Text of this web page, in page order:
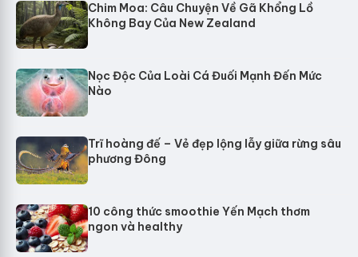
Chim Moa: Câu Chuyện Về Gã Khổng Lồ
Không Bay Của New Zealand
Nọc Độc Của Loài Cá Đuối Mạnh Đến Mức
Nào
Trĩ hoàng đế – Vẻ đẹp lộng lẫy giữa rừng sâu
phương Đông
10 công thức smoothie Yến Mạch thơm
ngon và healthy